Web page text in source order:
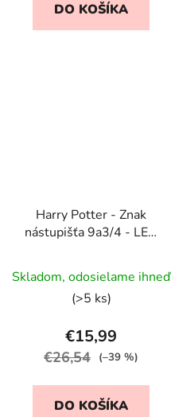
DO KOŠÍKA
Harry Potter - Znak
nástupišťa 9a3/4 - LED
Skladom, odosielame ihneď
(>5 ks)
€15,99
€26,54 (–39 %)
DO KOŠÍKA